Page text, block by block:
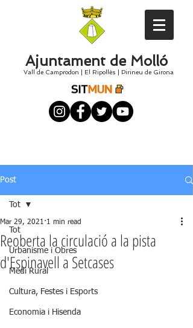
Ajuntament de Molló
Vall de Camprodon El Ripollès Pirineu de Girona
Post
Tot
Urbanisme i Obres
Medi Rural
Cultura, Festes i Esports
Economia i Hisenda
Tot
Reoberta la circulació a la pista
d'Espinavell a Setcases
Mar 29, 2021 1 min read